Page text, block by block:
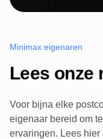
Minimax eigenaren
Lees onze
Voor bijna elke
eigenaar bereid om
ervaringen. Lees hier